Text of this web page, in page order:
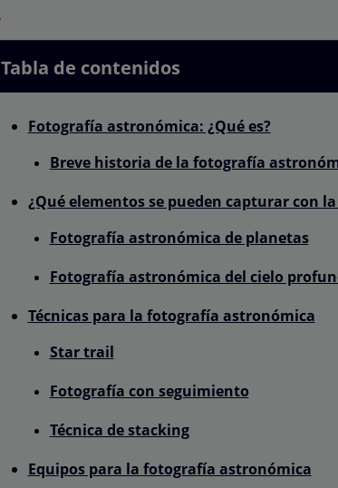
Tabla de contenidos
Fotografía astronómica: ¿Qué es?
Breve historia de la fotografía
¿Qué elementos se pueden capturar con
Fotografía astronómica de planetas
Fotografía astronómica del cielo
Técnicas para la fotografía astronómica
Star trail
Fotografía con seguimiento
Técnica de stacking
Equipos para la fotografía astronómica